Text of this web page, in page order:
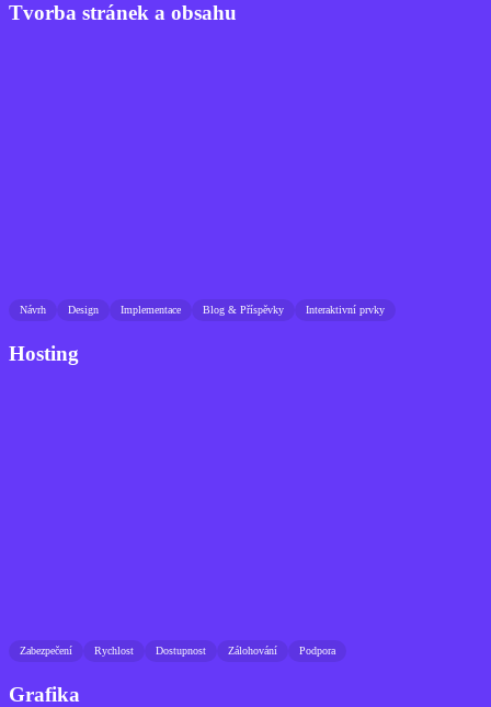
Tvorba stránek a obsahu
Návrh Design Implementace Blog & Příspěvky Interaktivní prvky
Hosting
Zabezpečení Rychlost Dostupnost Zálohování Podpora
Grafika